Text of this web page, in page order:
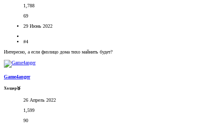
1,788
69
29 Июнь 2022
#4
Интересно, а если физлицо дома тихо майнить будет?
Game4anger
Холдер🥉
26 Апрель 2022
1,599
90